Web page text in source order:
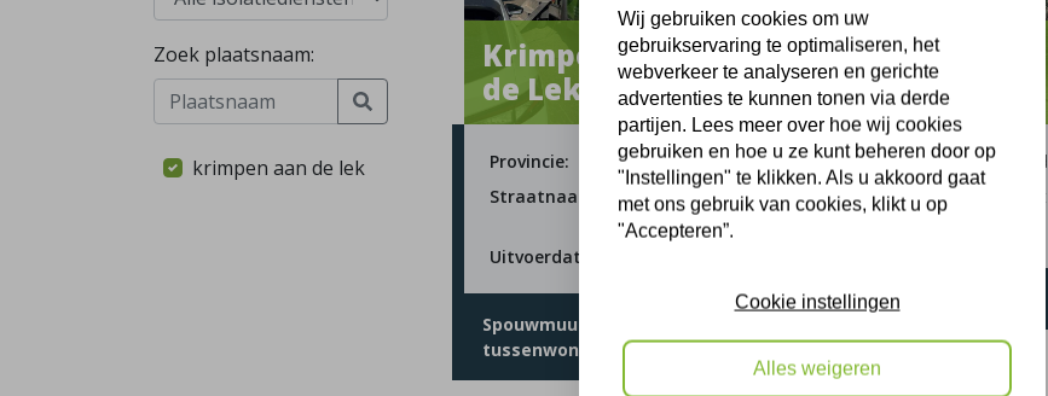
Zoek plaatsnaam:
krimpen aan de lek
Krimpen aan
de Lek
Provincie:
Zuid-Holland
Straatnaam:
van
Ostadestraat
Uitvoerdatum:
Spouwmuurisolatie
tussenwoning
Krimpen aan
de Lek
Provincie:
Zuid-Holland
Straatnaam:
Oosterstraat
Natuurinclusief isoleren
Wij gebruiken cookies om uw
gebruikservaring te optimaliseren, het
webverkeer te analyseren en gerichte
advertenties te kunnen tonen via derde
partijen. Lees meer over hoe wij cookies
gebruiken en hoe u ze kunt beheren door op
"Instellingen" te klikken. Als u akkoord gaat
met ons gebruik van cookies, klikt u op
"Accepteren”.
Cookie instellingen
Alles weigeren